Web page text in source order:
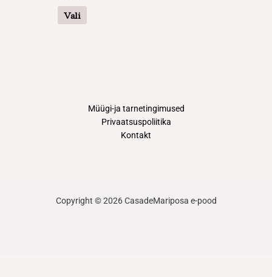
Vali varianti.
Valikuid
Müügi-ja tarnetingimused
Privaatsuspoliitika
Kontakt
Copyright © 2026 CasadeMariposa e-pood